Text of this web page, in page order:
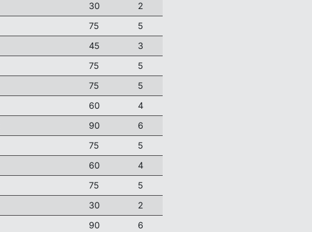
30
2
75
5
45
3
75
5
75
5
60
4
90
6
75
5
60
4
75
5
30
2
90
6